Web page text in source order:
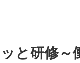
と研修～